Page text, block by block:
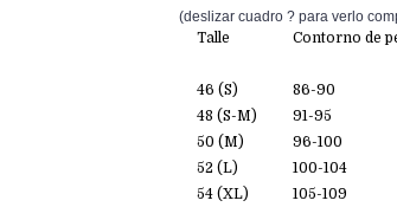
(deslizar cuadro ? para verlo
Talle
Contorno de
46 (S) 86-90
48 (S-M)
91-95
50 (M)
96-100
52 (L)
100-104
54 (XL)
105-109